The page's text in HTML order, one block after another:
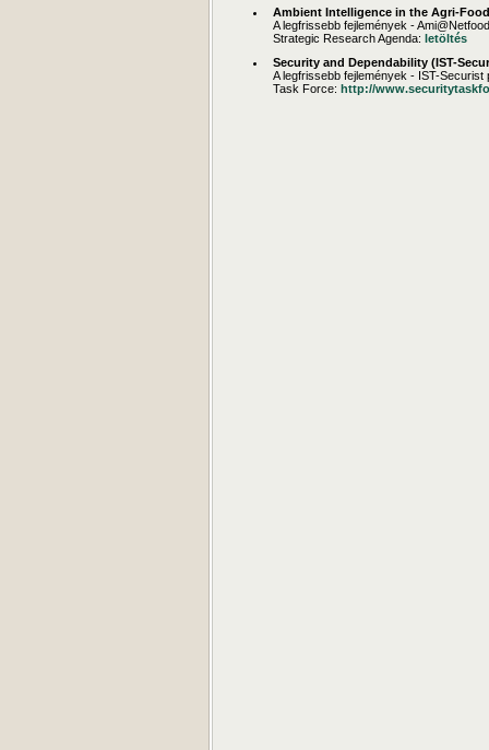
Ambient Intelligence in the Agri-
A legfrissebb fejlemények -
Strategic Research Agenda: letöltés
Security and Dependability (IST-
A legfrissebb fejlemények - IST-
Task Force: http://